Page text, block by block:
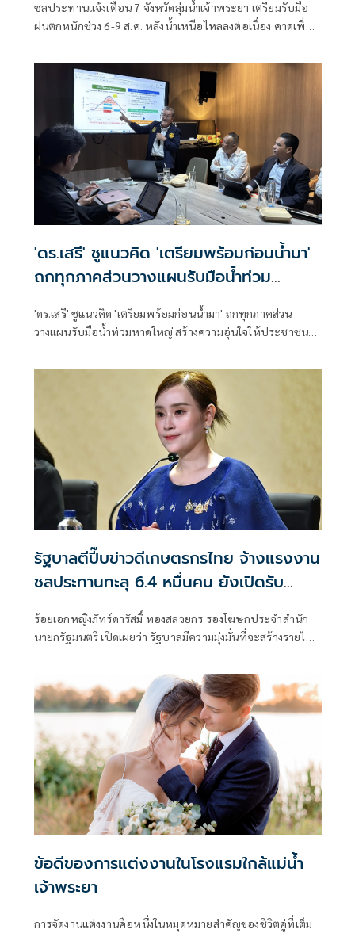
ชลประทานแจ้งเตือน 7 จังหวัดลุ่มน้ำเจ้าพระยา เตรียมรับมือ
ฝนตกหนักช่วง 6-9 ส.ค. หลังน้ำเหนือไหลลงต่อเนื่อง คาดเพิ่ม
'ดร.เสรี' ชูแนวคิด 'เตรียมพร้อมก่อนน้ำมา'
ถกทุกภาคส่วนวางแผนรับมือน้ำท่วม
'ดร.เสรี' ชูแนวคิด 'เตรียมพร้อมก่อนน้ำมา' ถกทุกภาคส่วน
วางแผนรับมือน้ำท่วมหาดใหญ่ สร้างความอุ่นใจให้ประชาชน
รัฐบาลตีปี๊บข่าวดีเกษตรกรไทย จ้างแรงงาน
ชลประทานทะลุ 6.4 หมื่นคน ยังเปิดรับ
สมัครโค้งสุดท้ายอีก 2 หมื่นคน
ร้อยเอกหญิงภัทร์ดารัสมิ์ ทองสลวยกร รองโฆษกประจำสำนัก
นายกรัฐมนตรี เปิดเผยว่า รัฐบาลมีความมุ่งมั่นที่จะสร้างรายได้
ทำการเกษตร เพื่อลดภาระค่าครองชีพและเติมรายได้ให้กับครัว
เรือน
ข้อดีของการแต่งงานในโรงแรมใกล้แม่น้ำ
เจ้าพระยา
การจัดงานแต่งงานคือหนึ่งในหมุดหมายสำคัญของชีวิตคู่ที่เต็ม